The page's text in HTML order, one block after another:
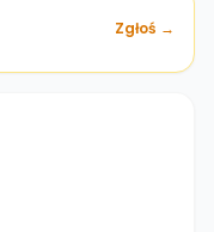
Zgłoś →